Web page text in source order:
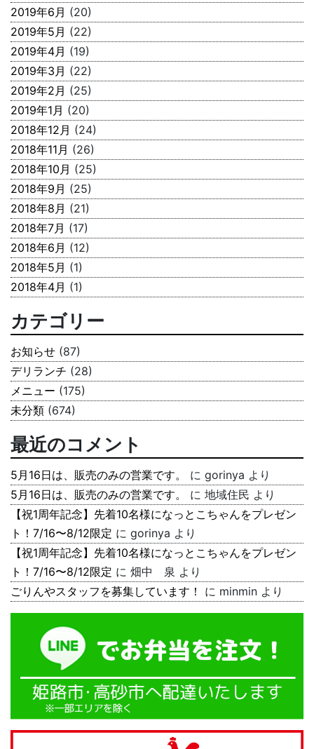
2019年6月 (20)
2019年5月 (22)
2019年4月 (19)
2019年3月 (22)
2019年2月 (25)
2019年1月 (20)
2018年12月 (24)
2018年11月 (26)
2018年10月 (25)
2018年9月 (25)
2018年8月 (21)
2018年7月 (17)
2018年6月 (12)
2018年5月 (1)
2018年4月 (1)
カテゴリー
お知らせ (87)
デリランチ (28)
メニュー (175)
未分類 (674)
最近のコメント
5月16日は、販売のみの営業です。 に gorinya より
5月16日は、販売のみの営業です。
に 地域住民 より
【祝1周年記念】先着10名様になっとこちゃんをプレゼン
ト！7/16〜8/12限定 に gorinya より
【祝1周年記念】先着10名様になっとこちゃんをプレゼン
ト！7/16〜8/12限定 に 畑中 泉 より
ごりんやスタッフを募集しています！
に minmin より